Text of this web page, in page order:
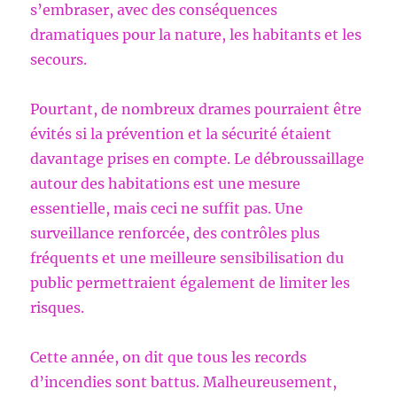
s’embraser, avec des conséquences
dramatiques pour la nature, les habitants et les
secours.
Pourtant, de nombreux drames pourraient être
évités si la prévention et la sécurité étaient
davantage prises en compte. Le débroussaillage
autour des habitations est une mesure
essentielle, mais ceci ne suffit pas. Une
surveillance renforcée, des contrôles plus
fréquents et une meilleure sensibilisation du
public permettraient également de limiter les
risques.
Cette année, on dit que tous les records
d’incendies sont battus. Malheureusement,